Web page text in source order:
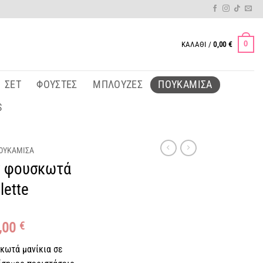
ΚΑΛΆΘΙ /0,00 € 0
ΣΕΤ ΦΟΎΣΤΕΣ ΜΠΛΟΎΖΕΣ
ΠΟΥΚΆΜΙΣΑ
φουσκωτά
€Η
τρέχουσα
τιμή
μανίκια σε